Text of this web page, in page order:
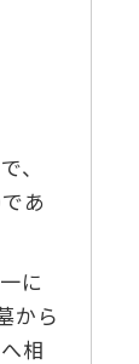
、
あ
に
から
相